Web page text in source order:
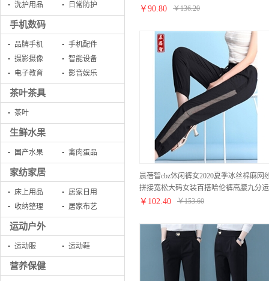
洗护用品 日常防护
手机数码
品牌手机
手机配件
摄影摄像
智能设备
电子教育
影音娱乐
茶叶茶具
茶叶
生鲜水果
国产水果 禽肉蛋品
家纺家居
床上用品
居家日用
收纳整理
居家布艺
运动户外
运动服 运动鞋
营养保健
动百搭高腰大码灯笼裤女潮 图片色（黑
￥ 90.80 ￥136.20
晨蓓智cbz休闲裤女2020夏季冰丝棉麻网
拼接宽松大码女装百搭哈伦裤高腰九分运
动小脚裤显瘦薄款 黑色 M【建议85-103
￥ 102.40 ￥153.60